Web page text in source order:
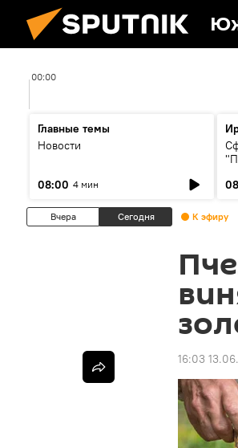
00:00
Главные темы
Новости
08:00 4 мин
Вчера Сегодня К эфиру
16:03